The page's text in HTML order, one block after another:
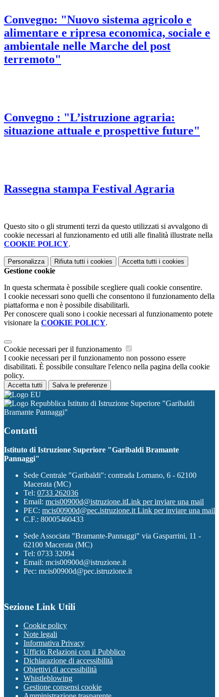
Convegno: "Nuovo sistema agricolo e
alimentare e ripresa economica, sociale e
ambientale nelle Marche del post
terremoto"
Convegno : "L’istruzione agraria:
situazione attuale e prospettive future"
Rassegna stampa Festival Agraria
Questo sito o gli strumenti terzi da questo utilizzati si avvalgono di
cookie necessari al funzionamento ed utili alle finalità illustrate nella
COOKIE POLICY.
Personalizza Rifiuta tutti i cookies Accetta tutti i cookies
Gestione cookie
In questa schermata è possibile scegliere quali cookie consentire.
I cookie necessari sono quelli che consentono il funzionamento della
piattaforma e non è possibile disabilitarli.
Per conoscere quali sono i cookie necessari al funzionamento potete
visionare la COOKIE POLICY.
Cookie necessari per il funzionamento
I cookie necessari per il funzionamento non possono essere
disabilitati. È possibile consultare l'elenco nella pagina della cookie
policy.
Accetta tutti Salva le preferenze
Istituto di Istruzione Superiore "Garibaldi
Bramante Pannaggi"
Contatti
Istituto di Istruzione Superiore "Garibaldi Bramante
Pannaggi"
Sede Centrale "Garibaldi": contrada Lornano, 6 - 62100
Macerata (MC)
Tel: 0733 262036
Email: mcis00900d@istruzione.itLink per inviare una mail
PEC: mcis00900d@pec.istruzione.it Link per inviare una mail
C.F.: 80005460433
Sede Associata "Bramante-Pannaggi" via Gasparrini, 11 -
62100 Macerata (MC)
Tel: 0733 32094
Email: mcis00900d@istruzione.it
Pec: mcis00900d@pec.istruzione.it
Sezione Link Utili
Cookie policy
Note legali
Informativa Privacy
Ufficio Relazioni con il Pubblico
Dichiarazione di accessibilità
Obiettivi di accessibilità
Whistleblowing
Gestione consensi cookie